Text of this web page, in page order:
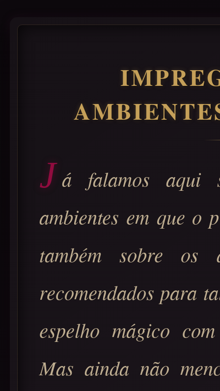
J á falamos aqui
ambientes em que o
também sobre os
recomendados para
espelho mágico
Mas ainda não